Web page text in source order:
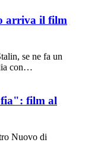
arriva il film
se ne fa un
con…
film al
Nuovo di